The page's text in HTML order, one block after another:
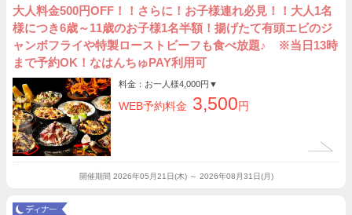
大人料金500円OFF！！さらに！お子様連れ必見！！大人1名
様につき6歳～11歳のお子様1名半額！揚げたて有頭エビのジ
ャンボフライや特製ローストビーフも食べ放題♪ ※当日13時
まで予約OK！なはんちゅPAY利用可
料金：お一人様4,000円 ▼
WEB予約料金 3,500円
開催期間 2026年05月21日(木) ～ 2026年08月31日(月)